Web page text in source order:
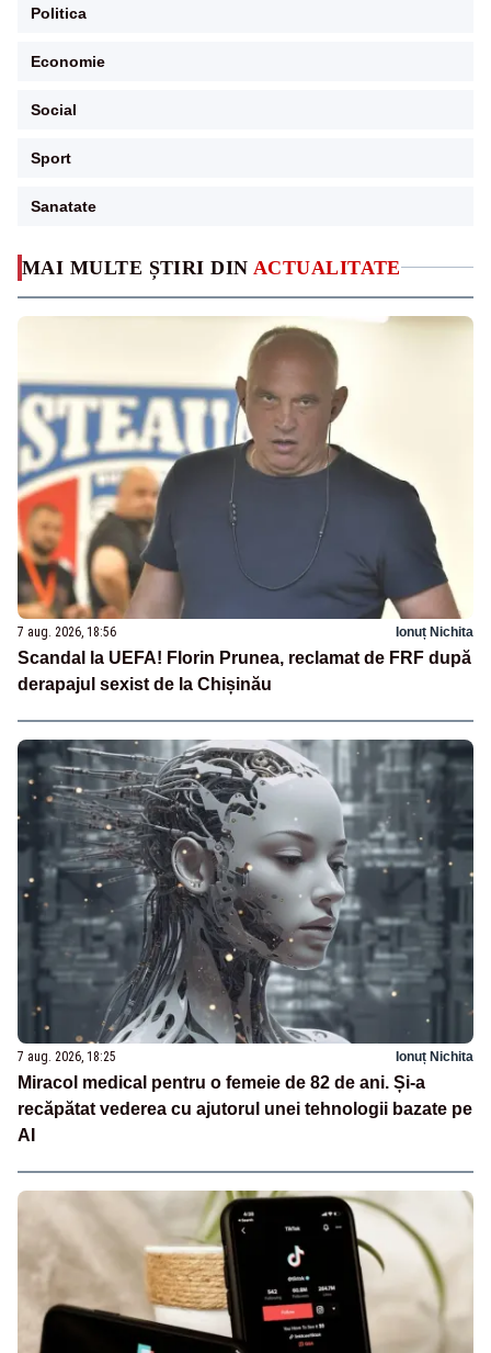
MAI MULTE ȘTIRI DIN ACTUALITATE
7 aug. 2026, 18:56 Ionuț Nichita
Scandal la UEFA! Florin Prunea, reclamat de FRF după
derapajul sexist de la Chișinău
7 aug. 2026, 18:25 Ionuț Nichita
Miracol medical pentru o femeie de 82 de ani. Și-a
recăpătat vederea cu ajutorul unei tehnologii bazate pe
AI
Politica
Economie
Social
Sport
Sanatate